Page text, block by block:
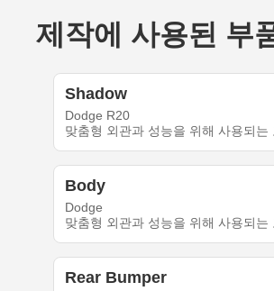
제작에 사용된 부
Shadow
Dodge R20
맞춤형 외관과 성능을 위해 사용되는
Body
Dodge
맞춤형 외관과 성능을 위해 사용되는
Rear Bumper